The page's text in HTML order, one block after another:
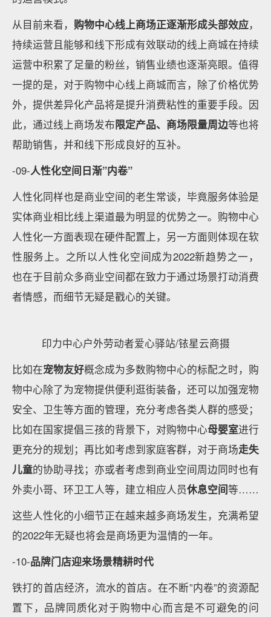
从目前来看， 购物中心线上商场正逐渐形成头部效应，
持续运营且能够和线下形成有效联动的线上商城在持续
运营中积累了足量的粉丝，销售业绩也逐渐亮眼。值得
一提的是，对于购物中心线上商城而言，除了价格优势
外，提供差异化产品将是提升消费粘性的重要手段。因
此，通过线上商场发布限定产品、商场限量周边等也将
帮助销售，并和线下形成良好的互补。
-09-人性化空间日渐”内卷”
人性化同样也是商业空间的老生常谈，毕竟服务体验是
实体商业相比线上渠道最为明显的优势之一。购物中心
人性化一方面表现在硬件配置上，另一方面则体现在软
性服务上。之所以人性化空间成为2022新趋势之一，
也在于目前众多商业空间都在致力于通过场景打动消费
者情感，而细节无疑是戳心的关键。
印力中心户外劳动者爱心驿站/铱星云商摄
比如在宠物友好概念成为多数购物中心的标配之时，购
物中心除了为宠物提供便利逛街装备，还可以加强宠物
安全、卫生等方面的管理，充分考虑各类人群的感受；
比如在国家提倡三孩的背景下，对购物中心母婴室进行
更充分的规划；再比如考虑到家庭客群，对于商场走失
儿童的协助寻找；亦或者考虑到商业空间周边同时也有
外卖小哥、环卫工人等，建立相应人员休息空间等……
这些人性化的小细节正在越来越多商场发生，充满希望
的2022年无疑也将会是商场更为温情的一年。
-10-品牌门店迎来场景精耕时代
铁打的首店经济，流水的首店。在不断”内卷”的资源配
置下，品牌同质化对于购物中心而言是不可避免的问